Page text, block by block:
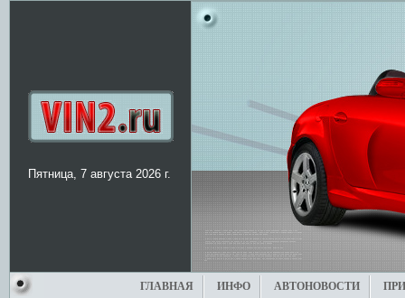
Пятница, 7 августа 2026 г.
ГЛАВНАЯ ИНФО АВТОНОВОСТИ